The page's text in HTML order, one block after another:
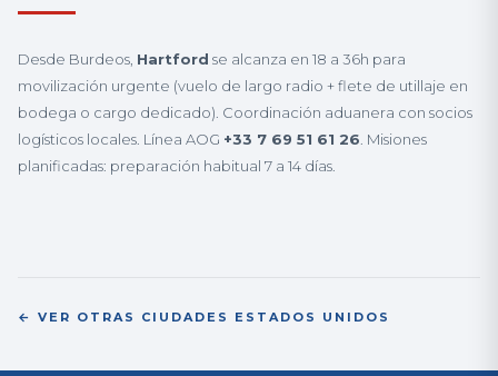
Desde Burdeos, Hartford se alcanza en 18 a 36h para
movilización urgente (vuelo de largo radio + flete de utillaje en
bodega o cargo dedicado). Coordinación aduanera con socios
logísticos locales. Línea AOG +33 7 69 51 61 26 . Misiones
planificadas: preparación habitual 7 a 14 días.
← VER OTRAS CIUDADES ESTADOS UNIDOS